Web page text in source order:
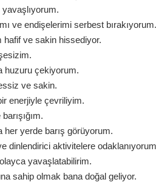
ve endişelerimi serbest bırakıyorum.
hafif ve sakin hissediyor.
huzuru çekiyorum.
ve sakin.
enerjiyle çevriliyim.
her yerde barış görüyorum.
dinlendirici aktivitelere
yavaşlatabilirim.
sahip olmak bana doğal geliyor.